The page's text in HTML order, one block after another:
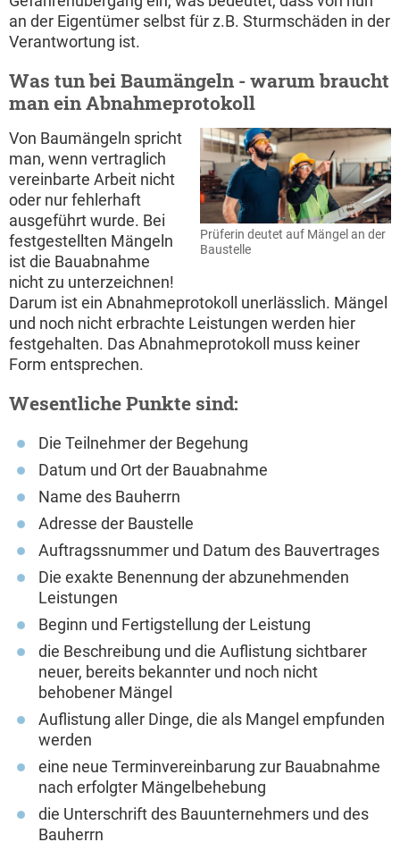
an der Eigentümer selbst für z.B. Sturmschäden in der
Verantwortung ist.
Was tun bei Baumängeln - warum braucht
man ein Abnahmeprotokoll
Prüferin deutet auf Mängel an der
Baustelle
Von Baumängeln spricht
man, wenn vertraglich
vereinbarte Arbeit nicht
oder nur fehlerhaft
ausgeführt wurde. Bei
festgestellten Mängeln
ist die Bauabnahme
nicht zu unterzeichnen!
Darum ist ein Abnahmeprotokoll unerlässlich. Mängel
und noch nicht erbrachte Leistungen werden hier
festgehalten. Das Abnahmeprotokoll muss keiner
Form entsprechen.
Wesentliche Punkte sind:
Die Teilnehmer der Begehung
Datum und Ort der Bauabnahme
Name des Bauherrn
Adresse der Baustelle
Auftragssnummer und Datum des Bauvertrages
Die exakte Benennung der abzunehmenden
Leistungen
Beginn und Fertigstellung der Leistung
die Beschreibung und die Auflistung sichtbarer
neuer, bereits bekannter und noch nicht
behobener Mängel
Auflistung aller Dinge, die als Mangel empfunden
werden
eine neue Terminvereinbarung zur Bauabnahme
nach erfolgter Mängelbehebung
die Unterschrift des Bauunternehmers und des
Bauherrn